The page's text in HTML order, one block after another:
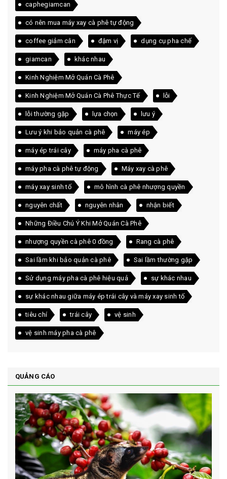
caphegiamcan
có nên mua máy xay cà phê tự động
coffee giảm cân đậm vị dụng cụ pha chế
giamcan khác nhau
Kinh Nghiệm Mở Quán Cà Phê
Kinh Nghiệm Mở Quán Cà Phê Thực Tế lỗi
lỗi thường gặp lựa chọn lưu ý
Lưu ý khi bảo quản cà phê máy ép
máy ép trái cây máy pha cà phê
máy pha cà phê tự động Máy xay cà phê
máy xay sinh tố mô hình cà phê nhượng quyền
nguyên chất nguyên nhân nhận biết
Những Điều Chú Ý Khi Mở Quán Cà Phê
nhượng quyền cà phê 0 đồng Rang cà phê
Sai lầm khi bảo quản cà phê Sai lầm thường gặp
Sử dụng máy pha cà phê hiệu quả sự khác nhau
sự khác nhau giữa máy ép trái cây và máy xay sinh tố
tiêu chí trái cây vệ sinh
vệ sinh máy pha cà phê
QUẢNG CÁO